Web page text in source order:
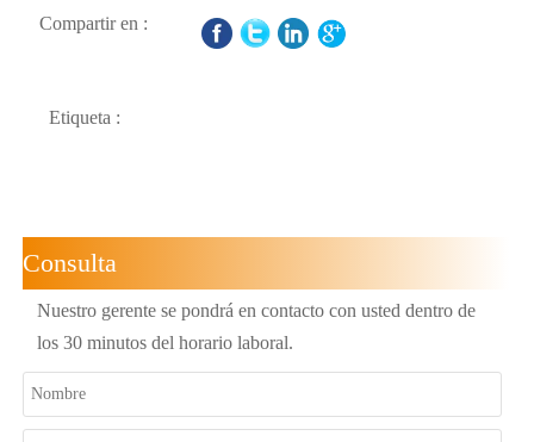
Compartir en :
Etiqueta :
Consulta
Nuestro gerente se pondrá en contacto con usted dentro de
los 30 minutos del horario laboral.